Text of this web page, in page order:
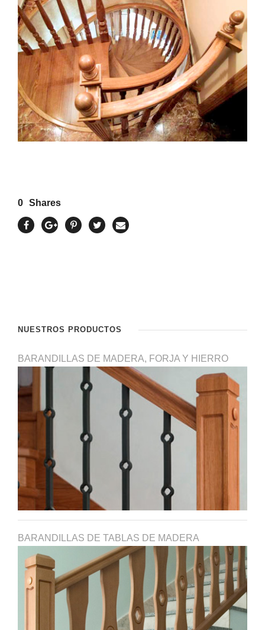
0 Shares
NUESTROS PRODUCTOS
BARANDILLAS DE MADERA, FORJA Y HIERRO
BARANDILLAS DE TABLAS DE MADERA